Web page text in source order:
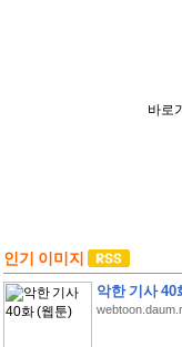
바로
인기 이미지
악한 기사 40